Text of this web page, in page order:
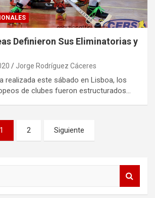
Definieron Sus Eliminatorias y
Jorge Rodríguez Cáceres
realizada este sábado en Lisboa, los
de clubes fueron estructurados…
1 2 Siguiente